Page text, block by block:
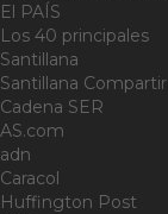
El PAÍS
Los 40 principales
Santillana
Santillana Compartir
Cadena SER
AS.com
adn
Caracol
Huffington Post